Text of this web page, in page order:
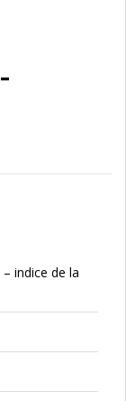
indice de la